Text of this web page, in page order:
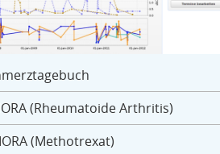
(Rheumatoide Arthritis)
(Methotrexat)